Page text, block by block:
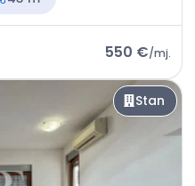
550 €/mj.
Stan